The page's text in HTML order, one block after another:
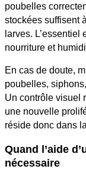
poubelles
stockées suffisent
larves.
nourriture et
En cas de doute,
poubelles,
Un contrôle visuel
une nouvelle
réside donc dans
Quand l’aide
nécessaire